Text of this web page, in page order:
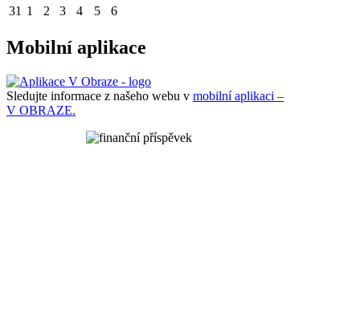
31 1 2 3 4 5 6
Mobilní aplikace
Sledujte informace z našeho webu v mobilní aplikaci –
V OBRAZE.